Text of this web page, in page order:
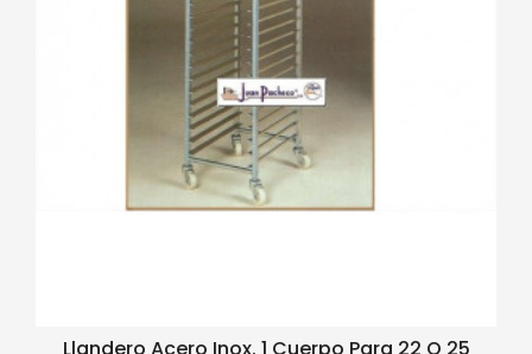
Llandero Acero Inox. 1 Cuerpo Para 22 O 25